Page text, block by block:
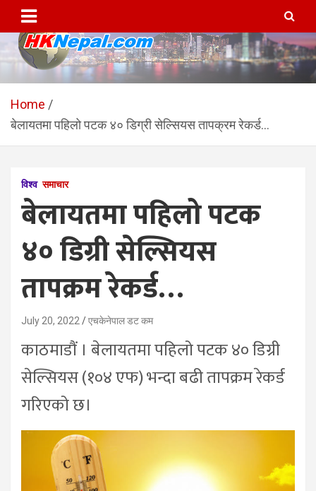
content
HKNepal.com – हङकङबाट
सञ्चालित पहिलो नेपाली अनलाईन
पत्रिका
hknepal, hknepal.com, hk nepal, hk nepal com
Home
बेलायतमा पहिलो पटक ४० डिग्री सेल्सियस तापक्रम रेकर्ड…
विश्व समाचार
बेलायतमा पहिलो पटक
४० डिग्री सेल्सियस
तापक्रम रेकर्ड…
July 20, 2022 एचकेनेपाल डट कम
काठमाडौं । बेलायतमा पहिलो पटक ४० डिग्री
सेल्सियस (१०४ एफ) भन्दा बढी तापक्रम रेकर्ड
गरिएको छ।